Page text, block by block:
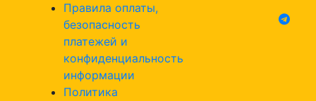
Правила оплаты,
безопасность
платежей и
конфиденциальность
информации
Политика